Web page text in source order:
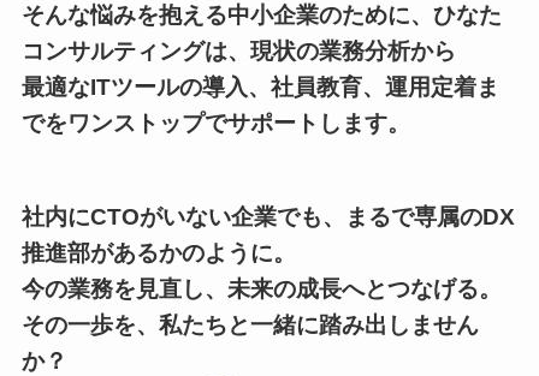
そんな悩みを抱える中小企業のために、ひなた
コンサルティングは、現状の業務分析から
最適なITツールの導入、社員教育、運用定着ま
でをワンストップでサポートします。
社内にCTOがいない企業でも、まるで専属のDX
推進部があるかのように。
今の業務を見直し、未来の成長へとつなげる。
その一歩を、私たちと一緒に踏み出しません
か？